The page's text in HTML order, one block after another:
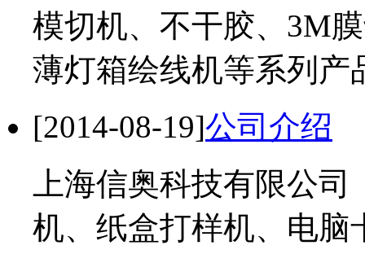
模切机、不干胶、3M
薄灯箱绘线机等系列产
[2014-08-19]公司介绍
上海信奥科技有限公
机、纸盒打样机、电脑